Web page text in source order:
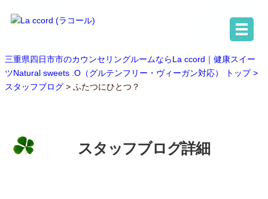
三重県四日市市のカウンセリングルームならLa ccord｜健康スイー
ツNatural sweets .O（グルテンフリー・ヴィーガン対応） トップ >
スタッフブログ > ふたつにひとつ？
スタッフブログ詳細